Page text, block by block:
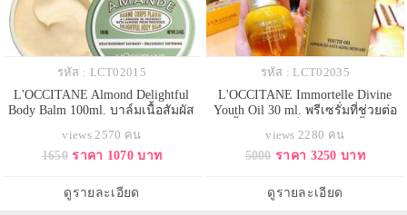
รหัส : LCT02015
L'OCCITANE Almond Delightful
Body Balm 100ml. บาล์มเนื้อสัมผัส
ง่ายดาย มอบความชุ่มชื้น ปกป้องผิว
จากความแห้งกร้าน ผิวเนียนนุ่ม
มอ่อนๆ ผ่อนคลาย
views 2570 คน
1650 ราคา 1070 บาท
ดูรายละเอียด
รหัส : LCT02035
L'OCCITANE Immortelle Divine
Youth Oil 30 ml. พรีเซรั่มที่ช่วยต่อ
แสนละเอียด ซึมซาบอย่างรวดเร็ว
ช่วยให้ผิวแลดูเอิบอิ่ม มีออร่า และ
views 2280 คน
5000 ราคา 3250 บาท
ดูรายละเอียด